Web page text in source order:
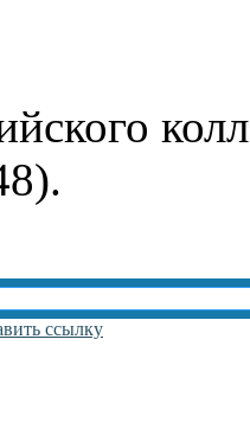
ссылку